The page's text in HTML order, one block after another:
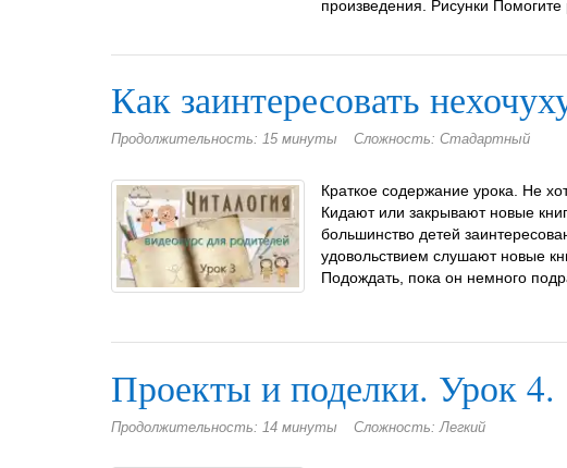
произведения. Рисунки
Как заинтересовать
Продолжительность: 15 минуты Сложность: Стадартный
Краткое содержание урока. Не
Кидают или закрывают новые
большинство детей
удовольствием слушают новые
Подождать, пока он немного
Проекты и поделки. Урок 4.
Продолжительность: 14 минуты Сложность: Легкий